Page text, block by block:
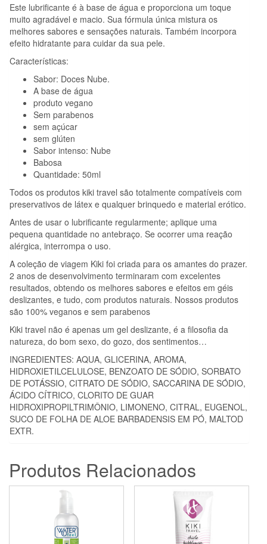
Este lubrificante é à base de água e proporciona um toque
muito agradável e macio. Sua fórmula única mistura os
melhores sabores e sensações naturais. Também incorpora
efeito hidratante para cuidar da sua pele.
Características:
Sabor: Doces Nube.
A base de água
produto vegano
Sem parabenos
sem açúcar
sem glúten
Sabor intenso: Nube
Babosa
Quantidade: 50ml
Todos os produtos kiki travel são totalmente compatíveis com
preservativos de látex e qualquer brinquedo e material erótico.
Antes de usar o lubrificante regularmente; aplique uma
pequena quantidade no antebraço. Se ocorrer uma reação
alérgica, interrompa o uso.
A coleção de viagem Kiki foi criada para os amantes do prazer.
2 anos de desenvolvimento terminaram com excelentes
resultados, obtendo os melhores sabores e efeitos em géis
deslizantes, e tudo, com produtos naturais. Nossos produtos
são 100% veganos e sem parabenos
Kiki travel não é apenas um gel deslizante, é a filosofia da
natureza, do bom sexo, do gozo, dos sentimentos…
INGREDIENTES: AQUA, GLICERINA, AROMA,
HIDROXIETILCELULOSE, BENZOATO DE SÓDIO, SORBATO
DE POTÁSSIO, CITRATO DE SÓDIO, SACCARINA DE SÓDIO,
ÁCIDO CÍTRICO, CLORITO DE GUAR
HIDROXIPROPILTRIMÔNIO, LIMONENO, CITRAL, EUGENOL,
SUCO DE FOLHA DE ALOE BARBADENSIS EM PÓ, MALTOD
EXTR.
Produtos Relacionados